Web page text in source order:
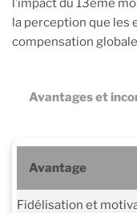
l’impact du 13ème
la perception que les
compensation
Avantages et
Avantage
Fidélisation et